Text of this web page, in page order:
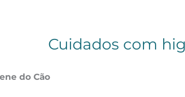
Cuidados com
do Cão